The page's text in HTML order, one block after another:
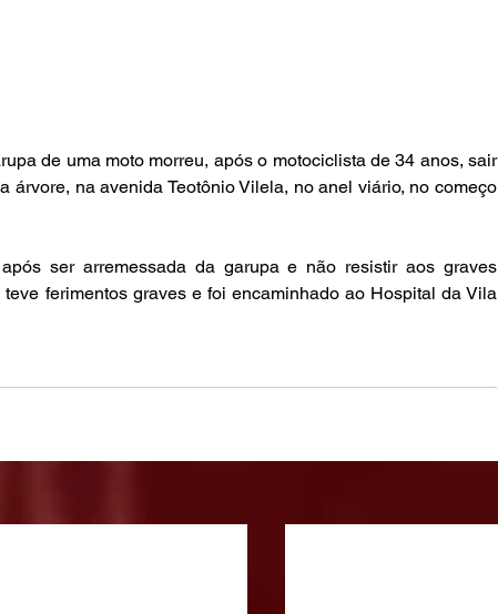
de uma moto morreu, após o motociclista de 34 anos, sair
árvore, na avenida Teotônio Vilela, no anel viário, no começo
ser arremessada da garupa e não resistir aos graves
ferimentos graves e foi encaminhado ao Hospital da Vila